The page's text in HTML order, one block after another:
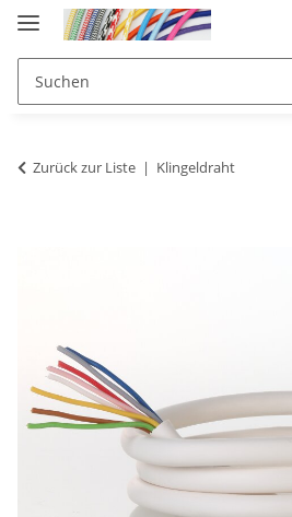
Zurück zur Liste Klingeldraht